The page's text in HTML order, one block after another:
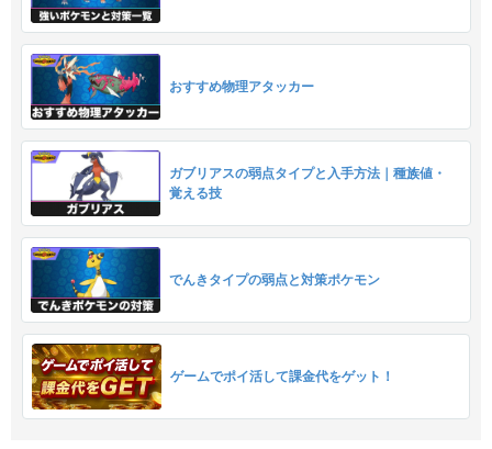
おすすめ物理アタッカー
ガブリアスの弱点タイプと入手方法｜種族値・
覚える技
でんきタイプの弱点と対策ポケモン
ゲームでポイ活して課金代をゲット！